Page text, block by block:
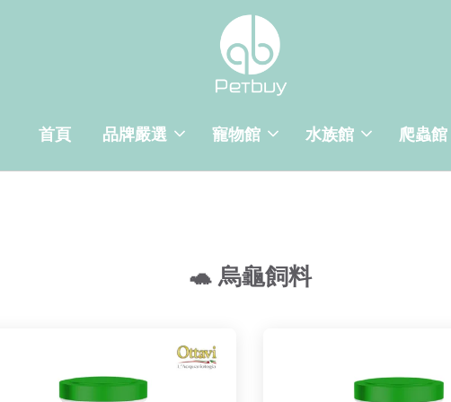
首頁 品牌嚴選 寵物館 水族館 爬蟲館
🐢 烏龜飼料